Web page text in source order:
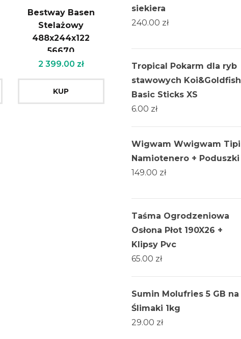
Bestway Basen
Stelażowy
488x244x122
56670
2 399.00 zł
KUP
siekiera
240.00 zł
Tropical Pokarm dla ryb
stawowych Koi&Goldfish
Basic Sticks XS
6.00 zł
Wigwam Wwigwam Tipi
Namiotenero + Poduszki
149.00 zł
Taśma Ogrodzeniowa
Osłona Płot 190X26 +
Klipsy Pvc
65.00 zł
Sumin Molufries 5 GB na
Ślimaki 1kg
29.00 zł